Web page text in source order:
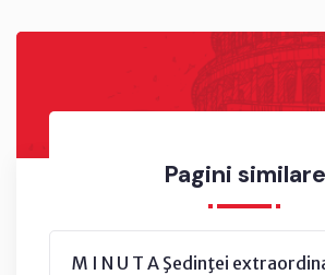
Pagini similare
M I N U T A Şedinţei